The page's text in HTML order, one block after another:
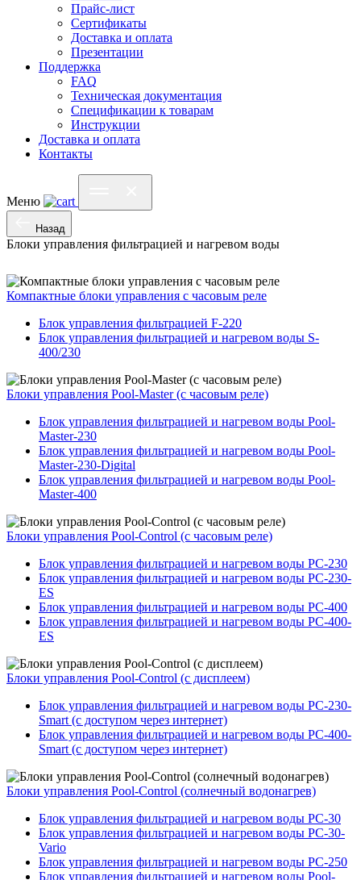
Прайс-лист
Сертификаты
Доставка и оплата
Презентации
Поддержка
FAQ
Техническая документация
Спецификации к товарам
Инструкции
Доставка и оплата
Контакты
Меню
Назад
Блоки управления фильтрацией и нагревом воды
Компактные блоки управления с часовым реле
Блок управления фильтрацией F-220
Блок управления фильтрацией и нагревом воды S-
400/230
Блоки управления Pool-Master (с часовым реле)
Блок управления фильтрацией и нагревом воды Pool-
Master-230
Блок управления фильтрацией и нагревом воды Pool-
Master-230-Digital
Блок управления фильтрацией и нагревом воды Pool-
Master-400
Блоки управления Pool-Control (с часовым реле)
Блок управления фильтрацией и нагревом воды PC-230
Блок управления фильтрацией и нагревом воды PC-230-
ES
Блок управления фильтрацией и нагревом воды PC-400
Блок управления фильтрацией и нагревом воды PC-400-
ES
Блоки управления Pool-Control (с дисплеем)
Блок управления фильтрацией и нагревом воды PC-230-
Smart (с доступом через интернет)
Блок управления фильтрацией и нагревом воды PC-400-
Smart (с доступом через интернет)
Блоки управления Pool-Control (солнечный водонагрев)
Блок управления фильтрацией и нагревом воды PC-30
Блок управления фильтрацией и нагревом воды PC-30-
Vario
Блок управления фильтрацией и нагревом воды PC-250
Блок управления фильтрацией и нагревом воды Pool-